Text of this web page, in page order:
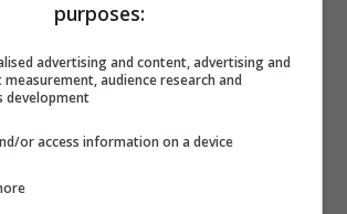
muore in casa: il suo cane veglia
per giorni
metri
purposes:
advertising and content, advertising and
audience research and
development
or access information on a device